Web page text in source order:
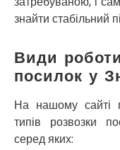
знайти стабільний
Види
посилок у
На нашому сайті
типів розвозки
серед яких:
Луцьк
Лука-
Малин
Марганець
Мукачево
Нетішин
Ніжин